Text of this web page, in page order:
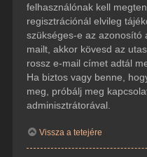
felhasználónak kell
regisztrációnál elvileg
szükséges-e az azonosító
mailt, akkor kövesd az
rossz e-mail címet adtál
Ha biztos vagy benne,
meg, próbálj meg
adminisztrátorával.
Vissza a tetejére